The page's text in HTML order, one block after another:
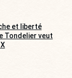
et liberté
Tondelier veut